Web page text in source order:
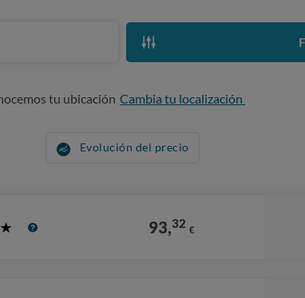
tu ubicación Cambia tu localización
Evolución del precio
93,32 €